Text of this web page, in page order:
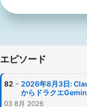
エピソード
82 - 2026年8月3日:
からドラクエ
03 8月 2026